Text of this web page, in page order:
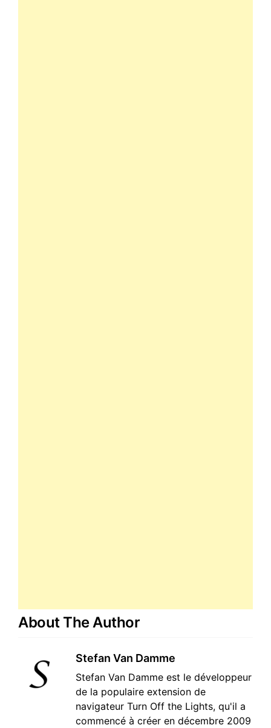
About The Author
Stefan Van Damme
Stefan Van Damme est le développeur
de la populaire extension de
navigateur Turn Off the Lights, qu'il a
commencé à créer en décembre 2009